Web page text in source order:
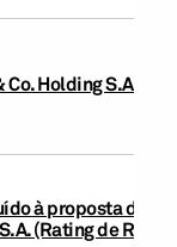
Co. Holding S.A.,
à proposta de
(Rating de